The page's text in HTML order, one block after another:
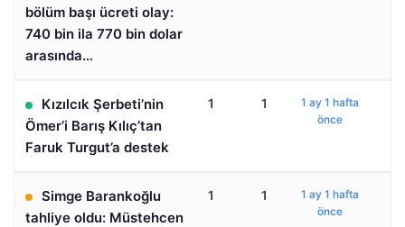
bölüm başı ücreti olay:
740 bin ila 770 bin dolar
arasında…
Kızılcık Şerbeti’nin
Ömer’i Barış Kılıç’tan
Faruk Turgut’a destek
1 1
1 ay 1 hafta
önce
Simge Barankoğlu
tahliye oldu: Müstehcen
1 1
1 ay 1 hafta
önce